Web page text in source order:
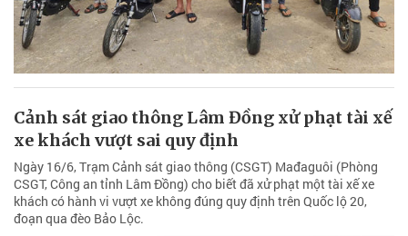
Cảnh sát giao thông Lâm Đồng xử phạt tài xế
xe khách vượt sai quy định
Ngày 16/6, Trạm Cảnh sát giao thông (CSGT) Mađaguôi (Phòng
CSGT, Công an tỉnh Lâm Đồng) cho biết đã xử phạt một tài xế xe
khách có hành vi vượt xe không đúng quy định trên Quốc lộ 20,
đoạn qua đèo Bảo Lộc.